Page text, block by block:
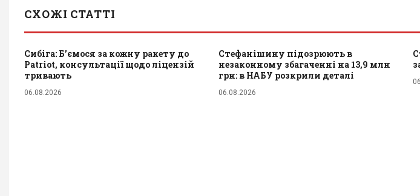
СХОЖІ СТАТТІ
Сибіга: Б’ємося за кожну ракету до
Patriot, консультації щодо ліцензій
тривають
06.08.2026
Стефанішину підозрюють в
незаконному збагаченні на 13,9 млн
грн: в НАБУ розкрили деталі
06.08.2026